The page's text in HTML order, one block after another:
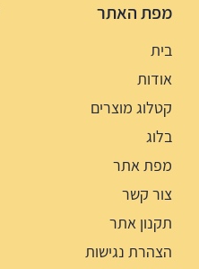
מפת האתר
בית
אודות
קטלוג מוצרים
בלוג
מפת אתר
צור קשר
תקנון אתר
הצהרת נגישות